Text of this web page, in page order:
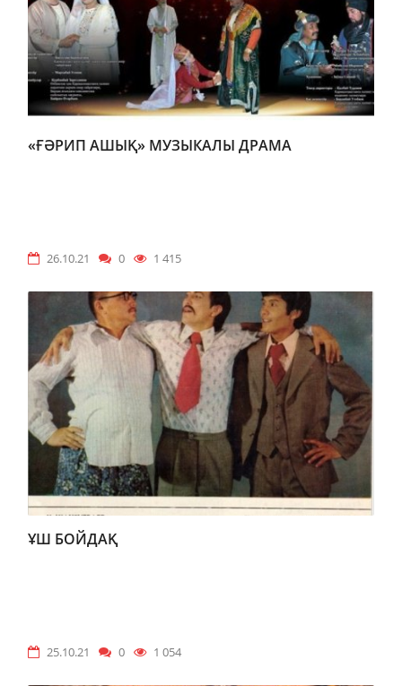
«ҒӘРИП АШЫҚ» МУЗЫКАЛЫ ДРАМА
26.10.21 0 1 415
ҰШ БОЙДАҚ
25.10.21 0 1 054